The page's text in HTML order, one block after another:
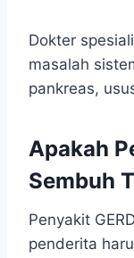
Dokter
masalah
pankreas,
Apakah
Sembuh
Penyakit
penderita